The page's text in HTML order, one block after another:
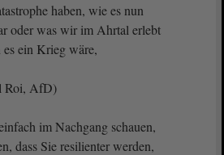
haben, wie es nun
oder was wir im Ahrtal erlebt
ein Krieg wäre,
Roi, AfD)
im Nachgang schauen,
dass Sie resilienter werden,